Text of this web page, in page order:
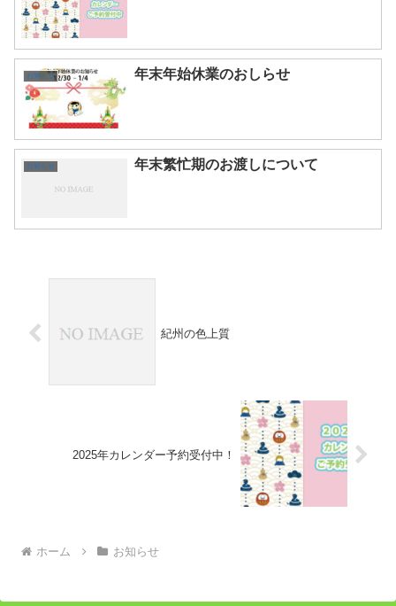
お知らせ 年末年始休業のおしらせ
お知らせ 年末繁忙期のお渡しについて
紀州の色上質
2025年カレンダー予約受付中！
ホーム お知らせ